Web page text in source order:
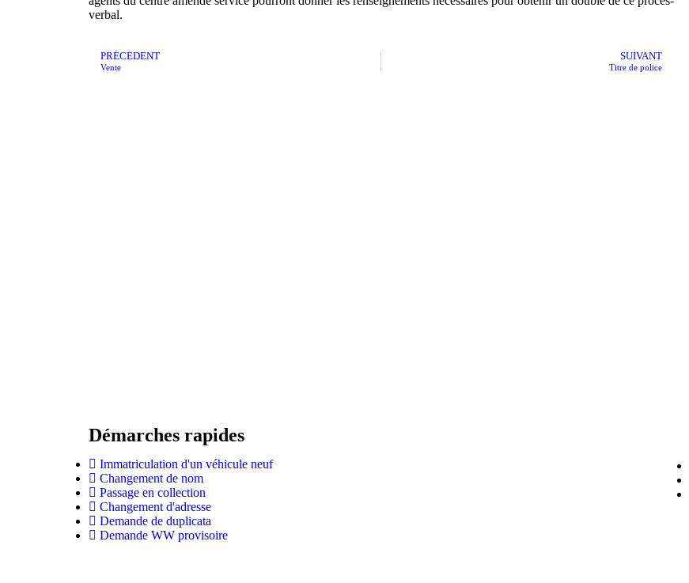
verbal.
PRÉCÉDENT
Vente
SUIVANT
Titre de police
Démarches rapides
Immatriculation d'un véhicule neuf
Changement de nom
Passage en collection
Changement d'adresse
Demande de duplicata
Demande WW provisoire